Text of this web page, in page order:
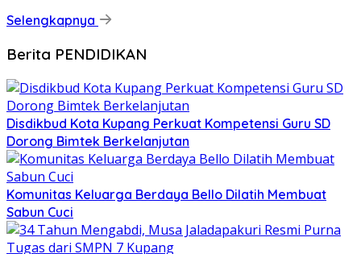
Selengkapnya
Berita PENDIDIKAN
Disdikbud Kota Kupang Perkuat Kompetensi Guru SD
Dorong Bimtek Berkelanjutan
Komunitas Keluarga Berdaya Bello Dilatih Membuat
Sabun Cuci